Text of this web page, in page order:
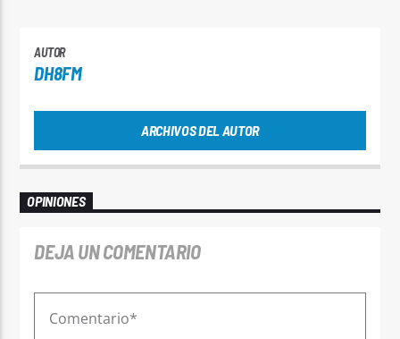
AUTOR
DH8FM
ARCHIVOS DEL AUTOR
OPINIONES
DEJA UN COMENTARIO